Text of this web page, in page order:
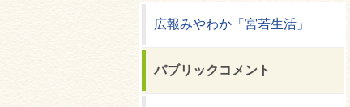
広報みやわか「宮若生活」
パブリックコメント